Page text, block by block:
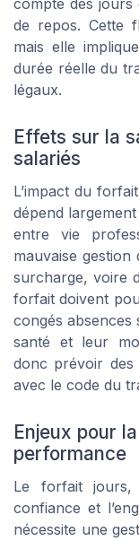
compte des
de repos. Cette
mais elle
durée réelle du
légaux.
Effets sur la
salariés
L’impact du
dépend
entre vie
mauvaise
surcharge, voire
forfait doivent
congés
santé et leur
donc prévoir des
avec le code du
Enjeux pour
performance
Le forfait
confiance et
nécessite une